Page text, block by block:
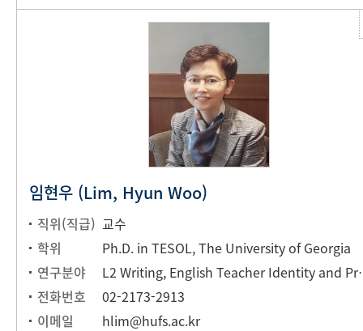
임현우 (Lim, Hyun Woo)
직위(직급) 교수
학위
Ph.D. in TESOL, The University of Georgia
연구분야
L2 Writing, English
전화번호
02-2173-2913
이메일
hlim@hufs.ac.kr